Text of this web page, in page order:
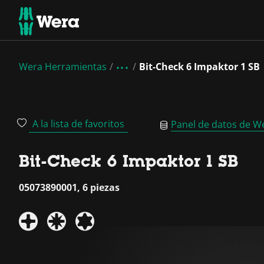
Wera Herramientas Bit-Check 6 Impaktor 1 SB
A la lista de favoritos Panel de datos de
Bit-Check 6 Impaktor 1 SB
05073890001, 6 piezas